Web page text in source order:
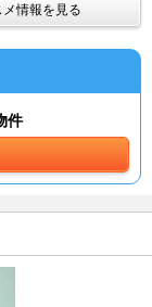
情報を見る
件